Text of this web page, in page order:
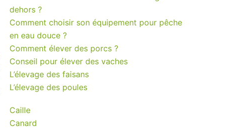
dehors ?
Comment choisir son équipement pour pêche
en eau douce ?
Comment élever des porcs ?
Conseil pour élever des vaches
L’élevage des faisans
L’élevage des poules
Caille
Canard